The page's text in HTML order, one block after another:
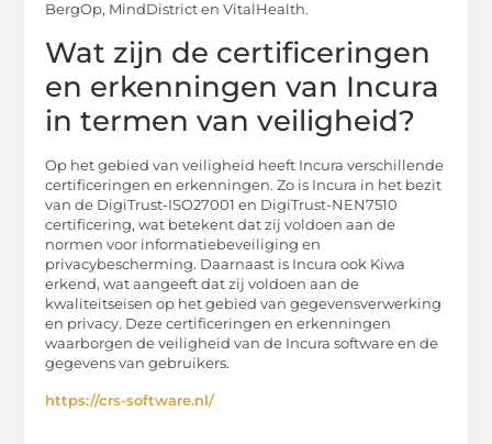
BergOp, MindDistrict en VitalHealth.
Wat zijn de certificeringen
en erkenningen van Incura
in termen van veiligheid?
Op het gebied van veiligheid heeft Incura verschillende
certificeringen en erkenningen. Zo is Incura in het bezit
van de DigiTrust-ISO27001 en DigiTrust-NEN7510
certificering, wat betekent dat zij voldoen aan de
normen voor informatiebeveiliging en
privacybescherming. Daarnaast is Incura ook Kiwa
erkend, wat aangeeft dat zij voldoen aan de
kwaliteitseisen op het gebied van gegevensverwerking
en privacy. Deze certificeringen en erkenningen
waarborgen de veiligheid van de Incura software en de
gegevens van gebruikers.
https://crs-software.nl/